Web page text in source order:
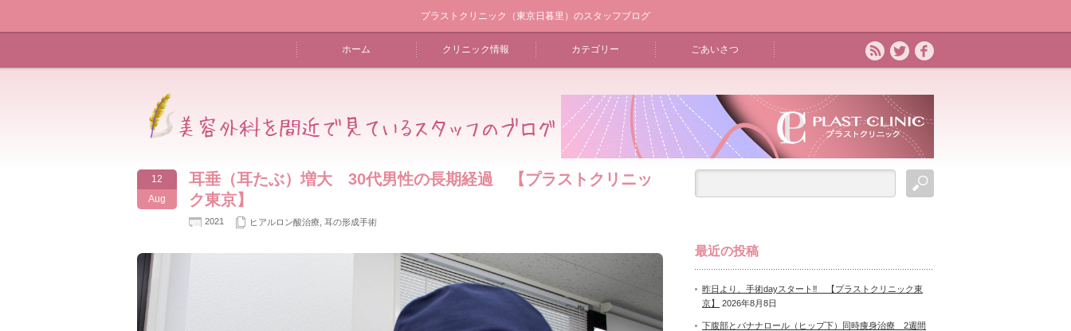
プラストクリニック（東京日暮里）のスタッフブログ
ホーム クリニック情報 カテゴリー ごあいさつ
12
Aug
耳垂（耳たぶ）増大 30代男性の長期経過 【プラストクリニッ
ク東京】
2021 ヒアルロン酸治療 耳の形成手術
最近の投稿
昨日より、手術dayスタート‼ 【プラストクリニック東
京】
2026年8月8日
下腹部とバナナロール（ヒップ下）同時痩身治療 2週間